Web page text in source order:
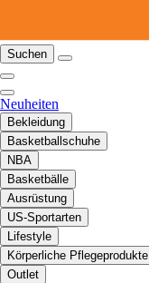
Suchen
Neuheiten
Bekleidung
Basketballschuhe
NBA
Basketbälle
Ausrüstung
US-Sportarten
Lifestyle
Körperliche Pflegeprodukte
Outlet